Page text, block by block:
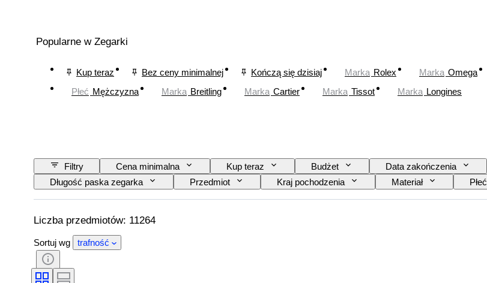
Popularne w Zegarki
Kup teraz Bez ceny minimalnej Kończą się dzisiaj Marka Rolex Marka Omega
Płeć Mężczyzna Marka Breitling Marka Cartier Marka Tissot Marka Longines
Filtry Cena minimalna Kup teraz Budżet Data zakończenia
Długość paska zegarka
Przedmiot Kraj pochodzenia Materiał Płeć
Tematyka
Styl Oprawa Wydanie Język Kolor
Liczba przedmiotów: 11264
Sortuj wg trafność